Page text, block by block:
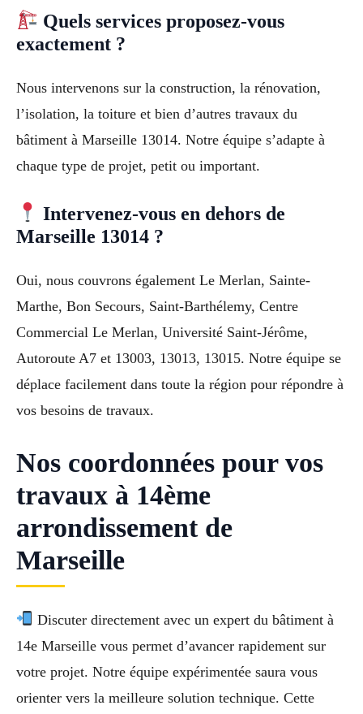
Quels services proposez-vous
exactement ?
Nous intervenons sur la construction, la rénovation,
l’isolation, la toiture et bien d’autres travaux du
bâtiment à Marseille 13014. Notre équipe s’adapte à
chaque type de projet, petit ou important.
Intervenez-vous en dehors de
Marseille 13014 ?
Oui, nous couvrons également Le Merlan, Sainte-
Marthe, Bon Secours, Saint-Barthélemy, Centre
Commercial Le Merlan, Université Saint-Jérôme,
Autoroute A7 et 13003, 13013, 13015. Notre équipe se
déplace facilement dans toute la région pour répondre à
vos besoins de travaux.
Nos coordonnées pour vos
travaux à 14ème
arrondissement de
Marseille
Discuter directement avec un expert du bâtiment à
14e Marseille vous permet d’avancer rapidement sur
votre projet. Notre équipe expérimentée saura vous
orienter vers la meilleure solution technique. Cette